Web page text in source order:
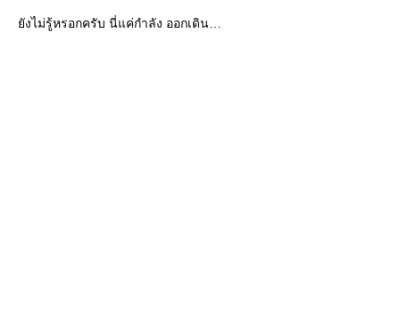
ังไม่รู้หรอกครับ นี่แค่กำลัง ออกเดิน